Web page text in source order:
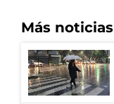
Más noticias